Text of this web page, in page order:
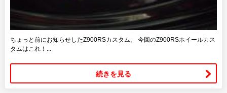
ちょっと前にお知らせしたZ900RSカスタム。 今回のZ900RSホイールカス
タムはこれ！...
続きを見る